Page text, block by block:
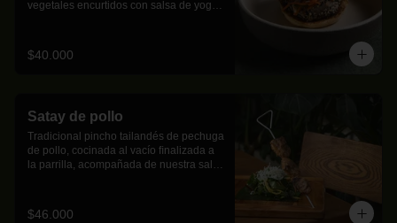
vegetales encurtidos con salsa de yogur
$40.000
Satay de pollo
Tradicional pincho tailandés de pechuga
de pollo, cocinada al vacío ﬁnalizada a
la parrilla, acompañada de nuestra salsa
$46.000